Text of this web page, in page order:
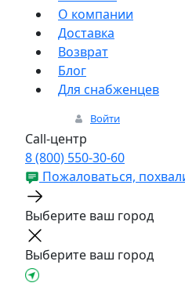
О компании
Доставка
Возврат
Блог
Для снабженцев
Войти
Call-центр
8 (800) 550-30-60
Пожаловаться,
Выберите ваш город
Выберите ваш город